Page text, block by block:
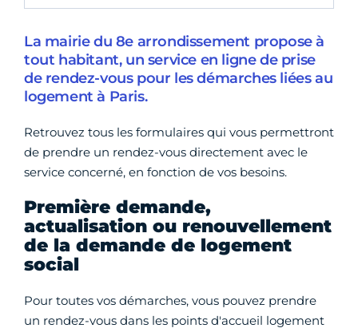
La mairie du 8e arrondissement propose à
tout habitant, un service en ligne de prise
de rendez-vous pour les démarches liées au
logement à Paris.
Retrouvez tous les formulaires qui vous permettront
de prendre un rendez-vous directement avec le
service concerné, en fonction de vos besoins.
Première demande,
actualisation ou renouvellement
de la demande de logement
social
Pour toutes vos démarches, vous pouvez prendre
un rendez-vous dans les points d'accueil logement